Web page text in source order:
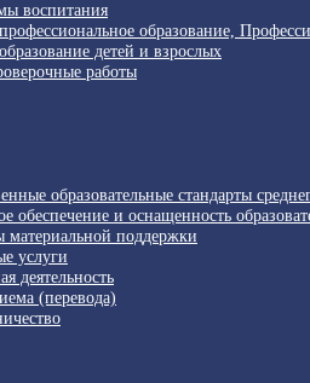
воспитания
образование,
детей и взрослых
работы
образовательные стандарты
обеспечение и оснащенность
поддержки
услуги
деятельность
(перевода)